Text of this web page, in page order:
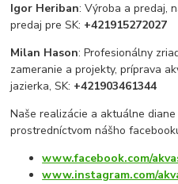
Igor Heriban: Výroba a predaj,
predaj pre SK: +421915272027
Milan Hason: Profesionálny
zameranie a projekty, príprava
jazierka, SK: +421903461344
Naše realizácie a aktuálne
prostredníctvom nášho
www.facebook.com/
www.instagram.com/